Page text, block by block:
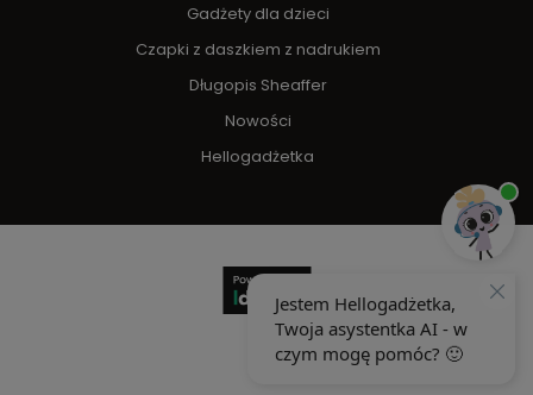
Gadżety dla dzieci
Czapki z daszkiem z nadrukiem
Długopis Sheaffer
Nowości
Hellogadżetka